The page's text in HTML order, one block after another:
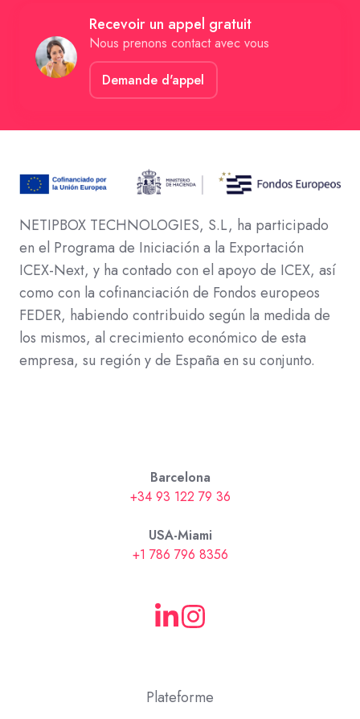
Recevoir un appel gratuit
Nous prenons contact avec vous
Demande d'appel
NETIPBOX TECHNOLOGIES, S.L, ha participado
en el Programa de Iniciación a la Exportación
ICEX-Next, y ha contado con el apoyo de ICEX, así
como con la cofinanciación de Fondos europeos
FEDER, habiendo contribuido según la medida de
los mismos, al crecimiento económico de esta
empresa, su región y de España en su conjunto.
Barcelona
+34 93 122 79 36
USA-Miami
+1 786 796 8356
Plateforme